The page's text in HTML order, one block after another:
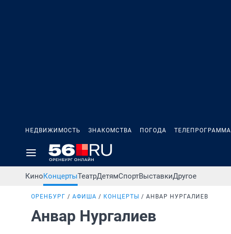
НЕДВИЖИМОСТЬ ЗНАКОМСТВА ПОГОДА ТЕЛЕПРОГРАММА
КиноКонцертыТеатрДетямСпортВыставкиДругое
ОРЕНБУРГ АФИША КОНЦЕРТЫ АНВАР НУРГАЛИЕВ
Анвар Нургалиев